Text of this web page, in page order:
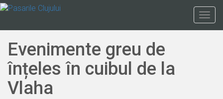
Mergi
Evenimente greu de
înțeles în cuibul de la
Vlaha